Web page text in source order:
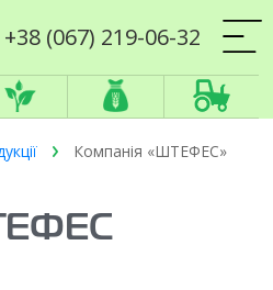
+38 (067) 219-06-32
Компанія «ШТЕФЕС»